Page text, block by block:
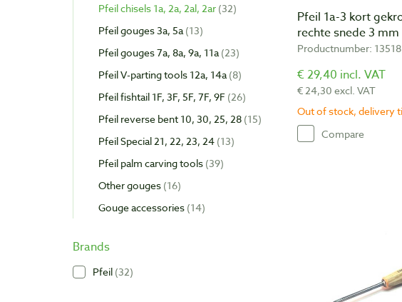
Pfeil chisels 1a, 2a, 2al, 2ar 32
Pfeil gouges 3a, 5a 13
Pfeil gouges 7a, 8a, 9a, 11a 23
Pfeil V-parting tools 12a, 14a 8
Pfeil fishtail 1F, 3F, 5F, 7F, 9F 26
Pfeil reverse bent 10, 30, 25, 28 15
Pfeil Special 21, 22, 23, 24 13
Pfeil palm carving tools 39
Other gouges 16
Gouge accessories 14
Brands
Pfeil 32
Pfeil 1a-3 kort
rechte snede 3 mm
Productnumber: 13518
€ 29,40 incl. VAT
€ 24,30 excl. VAT
Out of stock, delivery
Compare